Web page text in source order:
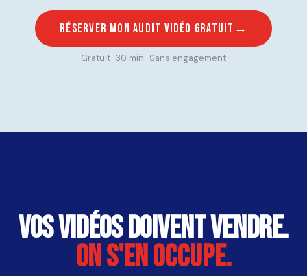
Réserver mon audit vidéo gratuit
Gratuit · 30 min · Sans engagement
Vos vidéos doivent vendre.
On s'en occupe.